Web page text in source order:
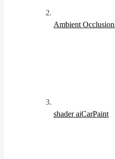
Ambient Occlusion
shader aiCarPaint